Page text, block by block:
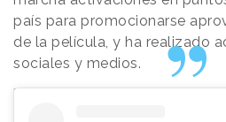
país para promocionarse
de la película, y ha realizado
sociales y medios.